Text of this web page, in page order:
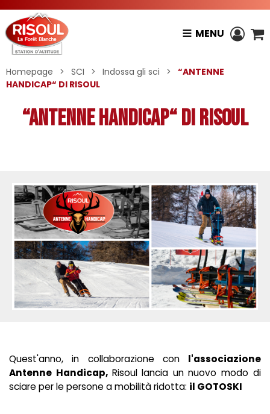
MENU
Homepage > SCI > Indossa gli sci >
“ANTENNE
HANDICAP“ DI RISOUL
“ANTENNE HANDICAP“ DI RISOUL
Quest'anno, in collaborazione con l'associazione
Antenne Handicap, Risoul lancia un nuovo modo di
sciare per le persone a mobilità ridotta: il GOTOSKI